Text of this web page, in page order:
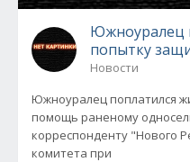
Южноуралец
попытку
Новости
Южноуралец поплатился
помощь раненому
корреспонденту "Нового
комитета при